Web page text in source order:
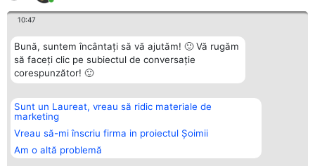
10:47
Bună, suntem încântați să vă ajutăm! 🙂 Vă rugăm
să faceți clic pe subiectul de conversație
corespunzător! 🙂
Sunt un Laureat, vreau să ridic materiale de
marketing
Vreau să-mi înscriu firma in proiectul Șoimii
Am o altă problemă
Organizator Ranking
BRIGHT SOLUTIONS BR SRL
Aleea Timisul De Sus 2 Bl. A30
Sc. A Et. 4 Ap. 13 Cod 061952
București
CUI 36737675
Plebiscyt
Lista Tuturor
Laureaților
Statut
Contact